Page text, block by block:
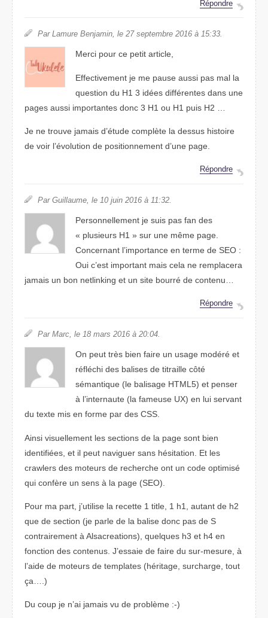
Répondre
Par Lamure Benjamin, le 27 septembre 2016 à 15:33.
Merci pour ce petit article,
Effectivement je me pause aussi pas mal la
question du H1 3 idées différentes dans une
pages aussi importantes donc 3 H1 ou H1 puis H2 …
Je ne trouve jamais d’étude complète la dessus histoire
de voir l’évolution de positionnement d’une page.
Répondre
Par Guillaume, le 10 juin 2016 à 11:32.
Personnellement je suis pas fan des
« plusieurs H1 » sur une même page.
Concernant l’importance en terme de SEO :
Oui c’est important mais cela ne remplacera
jamais un bon netlinking et un site bourré de contenu…
Répondre
Par Marc, le 18 mars 2016 à 20:04.
On peut très bien faire un usage modéré et
réfléchi des balises de titraille côté
sémantique (le balisage HTML5) et penser
à l’internaute (la fameuse UX) en lui servant
du texte mis en forme par des CSS.
Ainsi visuellement les sections de la page sont bien
identifiées, et il peut naviguer sans hésitation. Et les
crawlers des moteurs de recherche ont un code optimisé
qui confère un sens à la page (SEO).
Pour ma part, j’utilise la recette 1 title, 1 h1, autant de h2
que de section (je parle de la balise donc pas de S
contrairement à Alsacreations), quelques h3 et h4 en
fonction des contenus. J’essaie de faire du sur-mesure, à
l’aide de moteurs de templates (héritage, surcharge, tout
ça….)
Du coup je n’ai jamais vu de problème :-)